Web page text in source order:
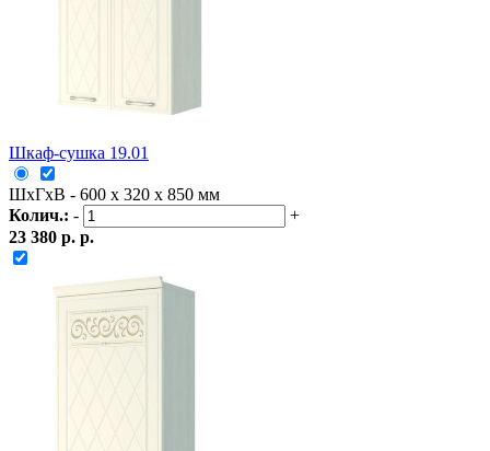
Шкаф-сушка 19.01
ШxГxВ - 600 x 320 x 850 мм
Колич.: -
+
23 380 р. р.